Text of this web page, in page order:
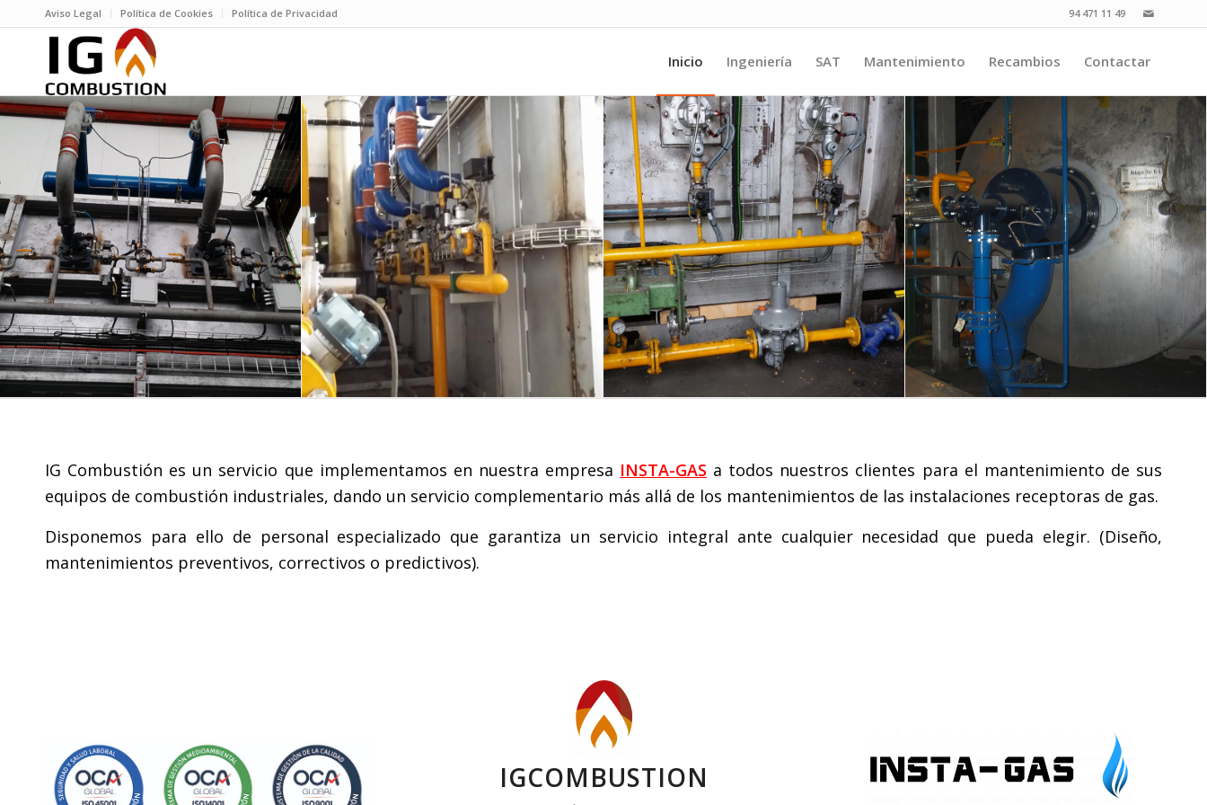
Aviso Legal Política de Cookies Política de Privacidad 94 471 11 49
Inicio Ingeniería SAT Mantenimiento Recambios Contactar
IG Combustión es un servicio que implementamos en nuestra empresa INSTA-GAS a todos nuestros clientes para el mantenimiento de sus
equipos de combustión industriales, dando un servicio complementario más allá de los mantenimientos de las instalaciones receptoras de gas.
Disponemos para ello de personal especializado que garantiza un servicio integral ante cualquier necesidad que pueda elegir. (Diseño,
mantenimientos preventivos, correctivos o predictivos).
IGCOMBUSTION